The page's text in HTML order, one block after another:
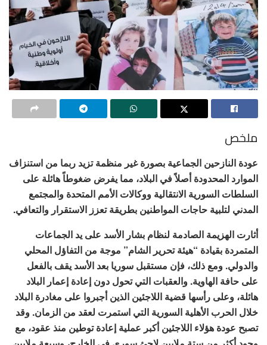
ملخص
عودة النازحين الجماعية بصورة غير منظمة تزيد ربما من استنزاف
الموارد المحدودة أصلاً في البلاد، مما يفرض ضغوطاً هائلة على
السلطات السورية الانتقالية ووكالات الأمم المتحدة والمجتمع
المدني لتلبية حاجات المواطنين بطريقة تعزز الاستقرار والتعافي.
أثارت الهزيمة الصادمة لنظام بشار الأسد على يد الجماعات
المتمردة بقيادة “هيئة تحرير الشام” موجة من التفاؤل المحلي
والدولي. ومع ذلك، فإن مستقبل سوريا بعد الأسد يقف بالفعل
على حافة الهاوية. والعقبات التي تحول دون إعادة إعمار البلاد
هائلة، وعلى رأسها قضية اللاجئين الذين أجبروا على مغادرة البلاد
خلال الحرب الأهلية السورية التي استمرت لعقد من الزمان. وقد
تصبح عودة هؤلاء اللاجئين أكبر عملية إعادة توطين منذ عقود، مع